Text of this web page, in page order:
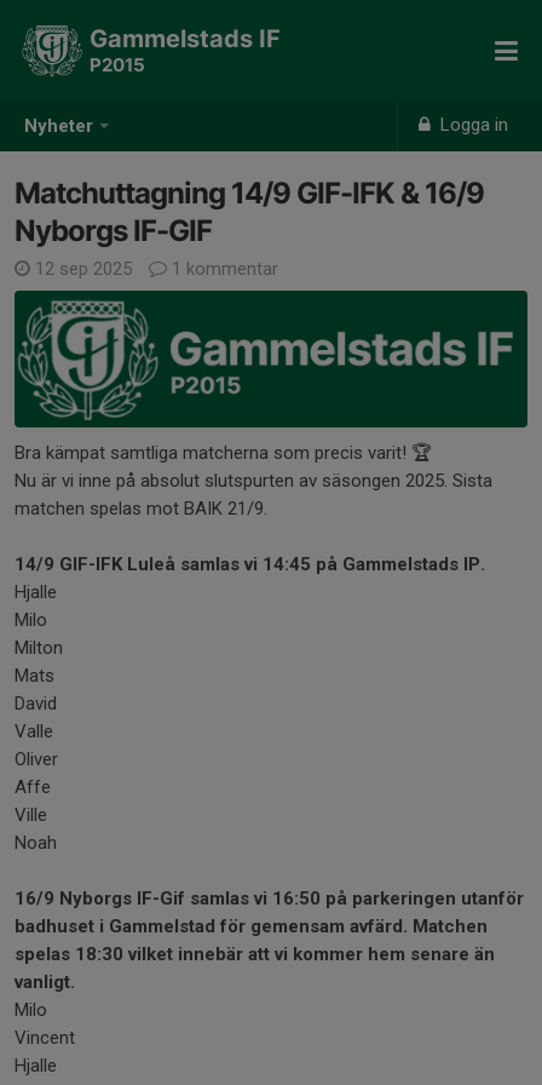
Nyheter Logga in
Gammelstads IF
P2015
Matchuttagning 14/9 GIF-IFK & 16/9
Nyborgs IF-GIF
12 sep 2025 1 kommentar
Bra kämpat samtliga matcherna som precis varit! 🏆
Nu är vi inne på absolut slutspurten av säsongen 2025. Sista
matchen spelas mot BAIK 21/9.
14/9 GIF-IFK Luleå samlas vi 14:45 på Gammelstads IP.
Hjalle
Milo
Milton
Mats
David
Valle
Oliver
Affe
Ville
Noah
16/9 Nyborgs IF-Gif samlas vi 16:50 på parkeringen utanför
badhuset i Gammelstad för gemensam avfärd. Matchen
spelas 18:30 vilket innebär att vi kommer hem senare än
vanligt.
Milo
Vincent
Hjalle